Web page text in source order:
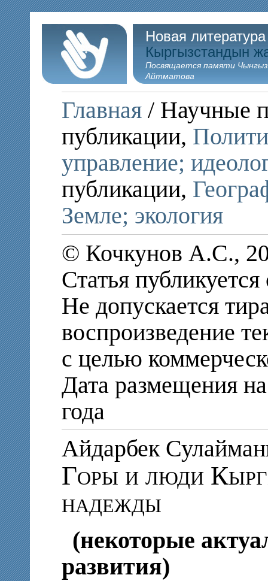
Новая
Кыргызстандын
Посвящается памяти
Айтматова
Главная / Научные
публикации,
управление;
публикации,
Земле; экология
© Кочкунов А.С.,
Статья
Не допускается
воспроизведение
с целью
Дата размещения
года
Айдарбек
Горы и люди
надежды
(некоторые
развития)